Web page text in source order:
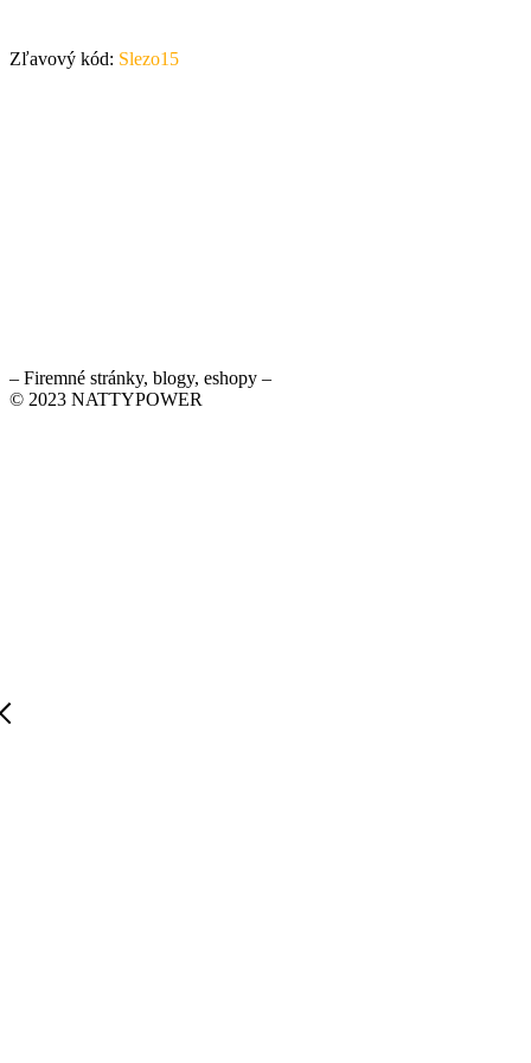
Zľavový kód: Slezo15
– Firemné stránky, blogy, eshopy –
© 2023 NATTYPOWER